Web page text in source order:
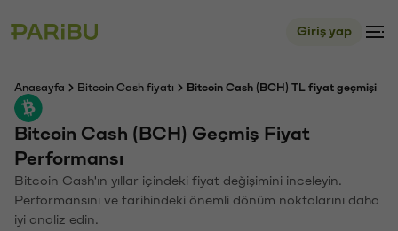
Giriş yap
Anasayfa Bitcoin Cash fiyatı Bitcoin Cash (BCH) TL fiyat geçmişi
Bitcoin Cash (BCH) Geçmiş Fiyat
Performansı
Bitcoin Cash'ın yıllar içindeki fiyat değişimini inceleyin.
Performansını ve tarihindeki önemli dönüm noktalarını daha
iyi analiz edin.